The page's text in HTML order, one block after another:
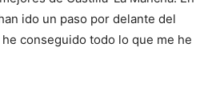
ido un paso por delante del
conseguido todo lo que me he